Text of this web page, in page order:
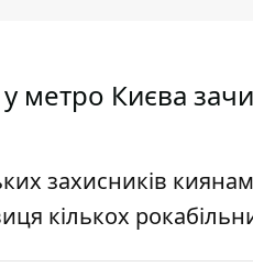
Києва
захисників
кількох